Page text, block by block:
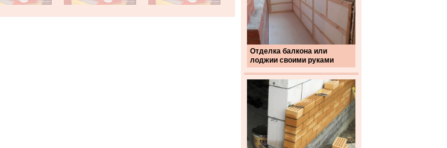
Отделка балкона или
лоджии своими руками